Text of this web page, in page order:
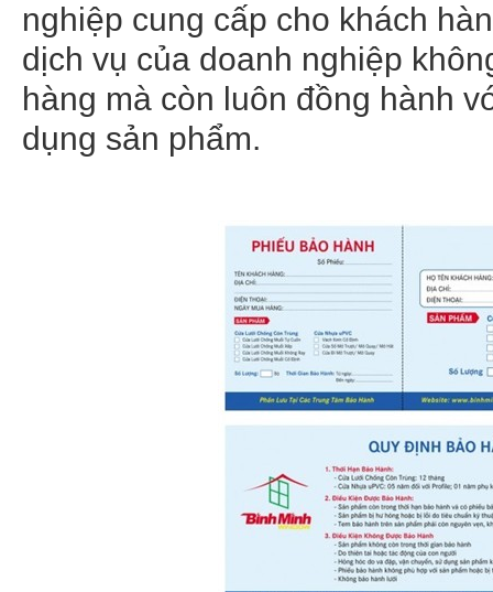
nghiệp cung cấp cho khách
dịch vụ của doanh nghiệp
hàng mà còn luôn đồng hành
dụng sản phẩm.